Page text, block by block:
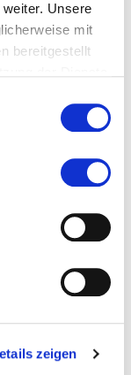
Unsere
mit
bereitgestellt
zeigen
und